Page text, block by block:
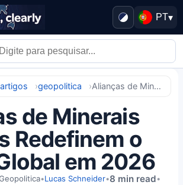
PT▾
geopolitica Alianças de Minerais Críticos Redefinem o Poder Global em 2026
de Minerais
Redefinem o
em 2026
•Lucas Schneider•8 min read•